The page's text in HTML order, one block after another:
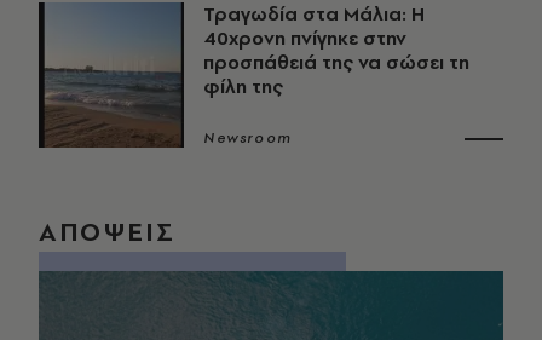
Τραγωδία στα Μάλια: Η
40χρονη πνίγηκε στην
προσπάθειά της να σώσει τη
φίλη της
Newsroom
ΑΠΟΨΕΙΣ